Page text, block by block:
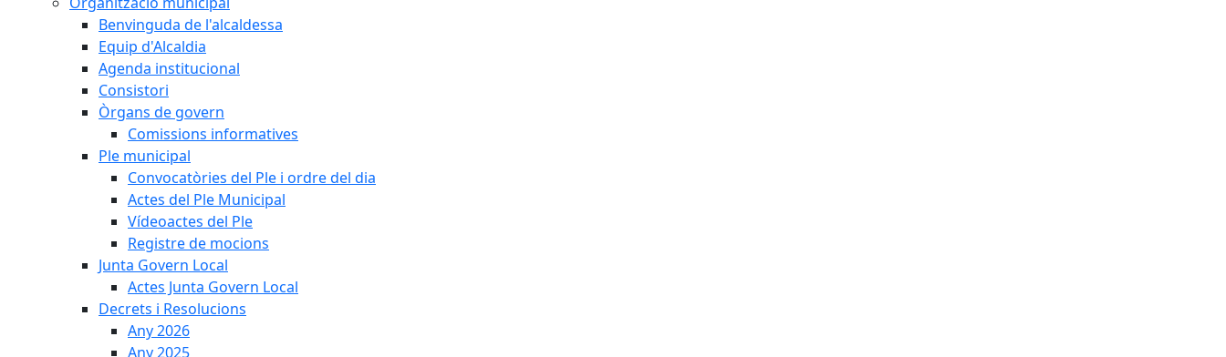
Benvinguda de l'alcaldessa
Equip d'Alcaldia
Agenda institucional
Consistori
Òrgans de govern
Comissions informatives
Ple municipal
Convocatòries del Ple i ordre del dia
Actes del Ple Municipal
Vídeoactes del Ple
Registre de mocions
Junta Govern Local
Actes Junta Govern Local
Decrets i Resolucions
Any 2026
Any 2025